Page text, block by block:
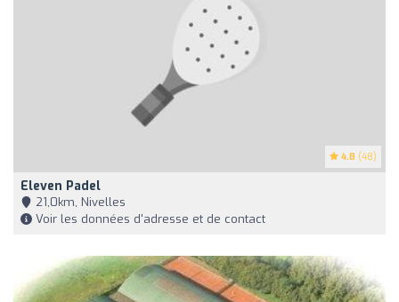
4.8 (48)
Eleven Padel
21,0km, Nivelles
Voir les données d'adresse et de contact